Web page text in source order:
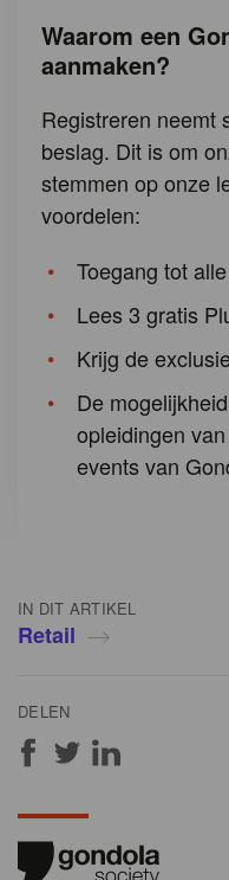
IN DIT ARTIKEL
Retail
DELEN
Waarom een
aanmaken?
Registreren neemt
beslag. Dit is om
stemmen op onze
voordelen:
Toegang tot
Lees 3 gratis
Krijg de
De
opleidingen
events van